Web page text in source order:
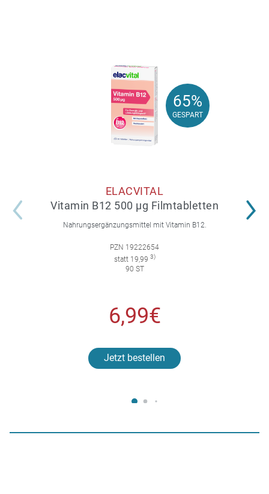
65%
GESPART
65%
GESPART
ELACVITAL
Vitamin B12 500 µg Filmtabletten
Nahrungsergänzungsmittel mit Vitamin B12.
PZN 19222654
statt 19,99 3)
90 ST
6,99€
Jetzt bestellen